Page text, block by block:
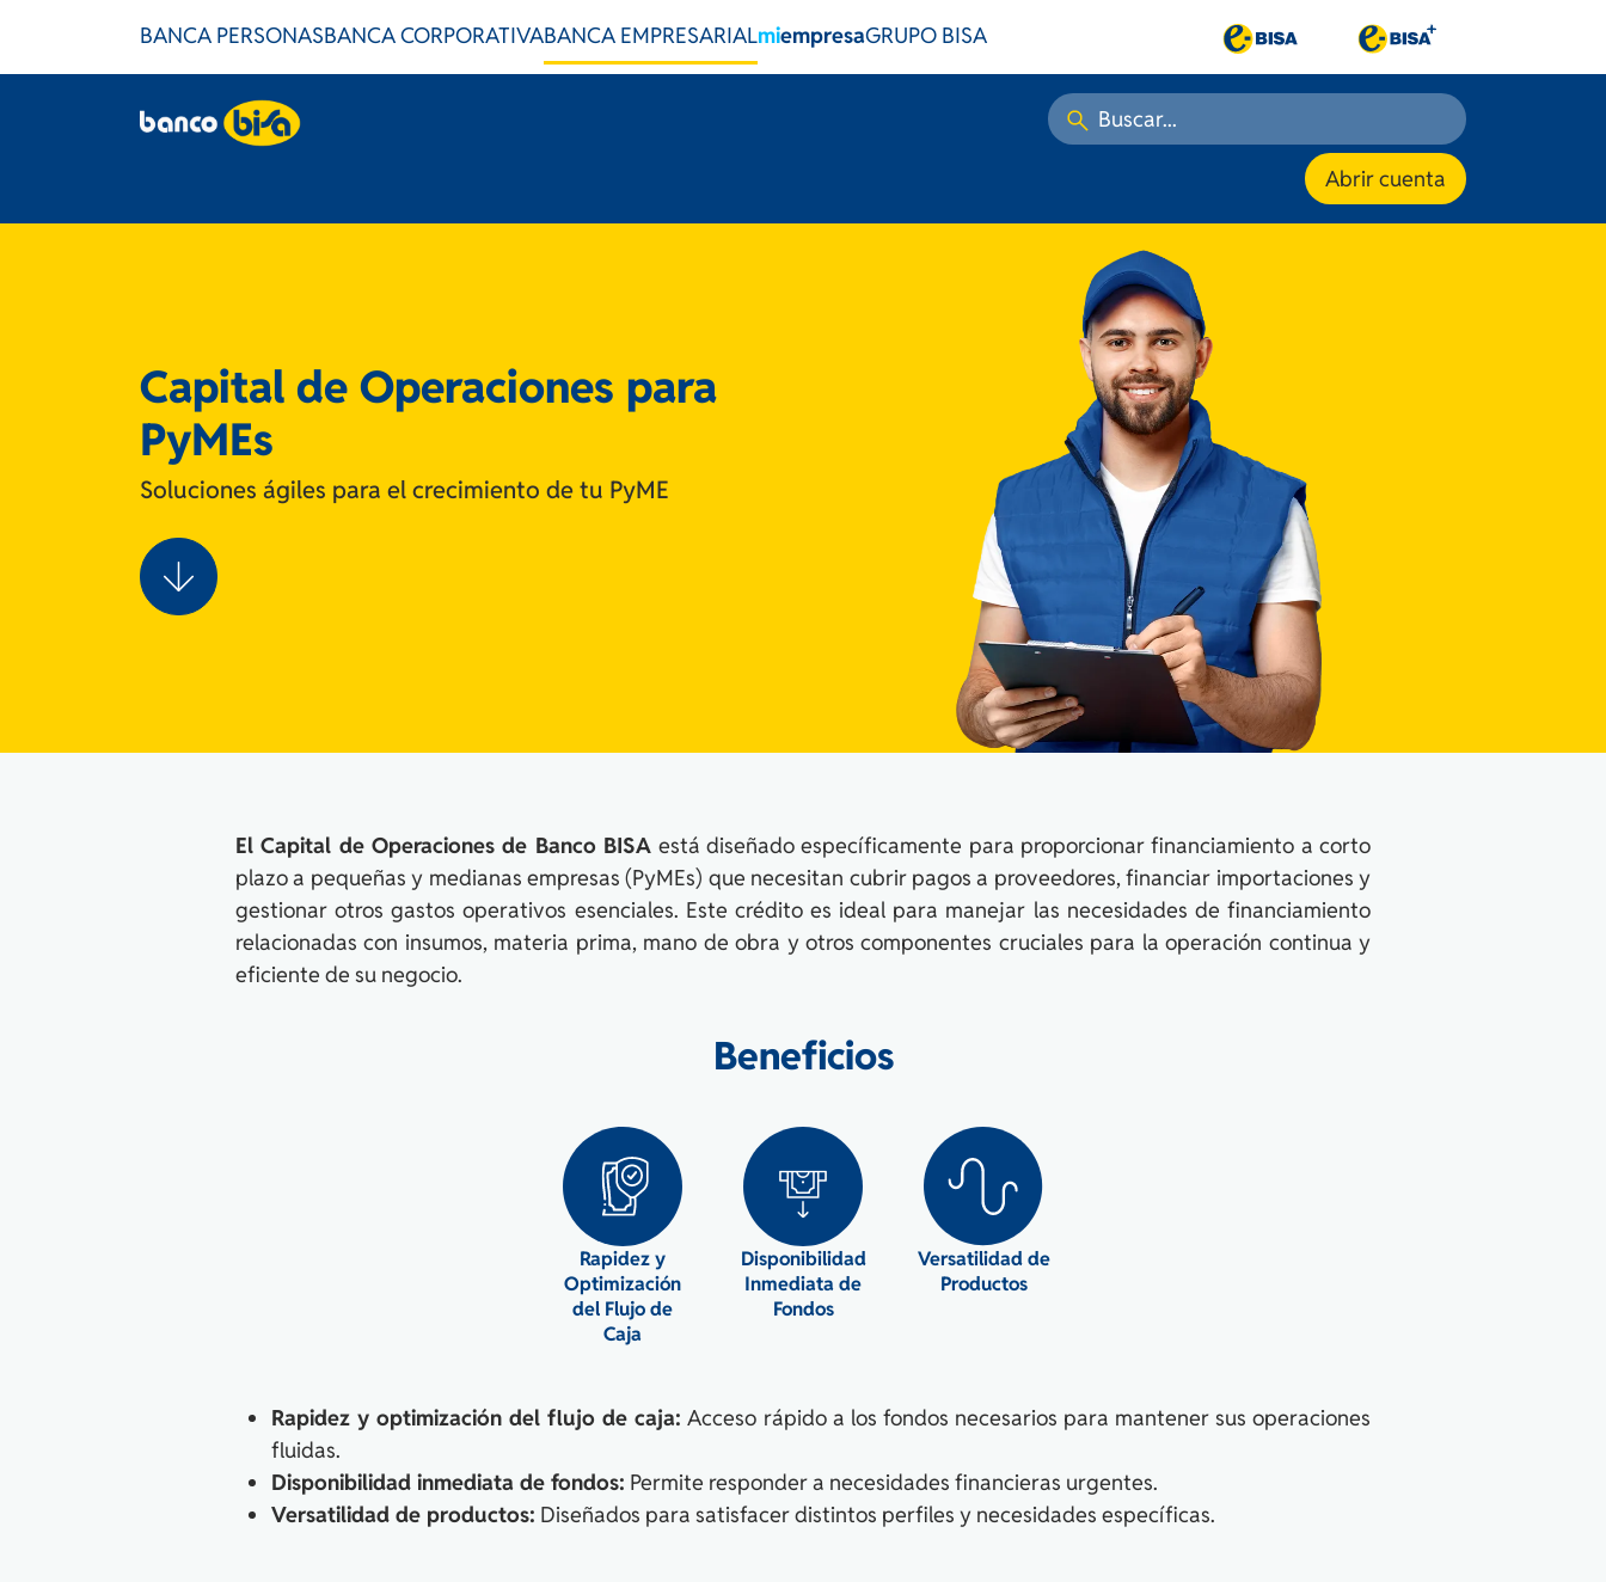
BANCA PERSONASBANCA CORPORATIVABANCA EMPRESARIALmiempresaGRUPO BISA
Abrir cuenta
Capital de Operaciones para
PyMEs
Soluciones ágiles para el crecimiento de tu PyME
El Capital de Operaciones de Banco BISA está diseñado específicamente para proporcionar financiamiento a corto
plazo a pequeñas y medianas empresas (PyMEs) que necesitan cubrir pagos a proveedores, financiar importaciones y
gestionar otros gastos operativos esenciales. Este crédito es ideal para manejar las necesidades de financiamiento
relacionadas con insumos, materia prima, mano de obra y otros componentes cruciales para la operación continua y
eficiente de su negocio.
Beneficios
Rapidez y
Optimización
del Flujo de
Caja
Disponibilidad
Inmediata de
Fondos
Versatilidad de
Productos
Rapidez y optimización del flujo de caja: Acceso rápido a los fondos necesarios para mantener sus operaciones
fluidas.
Disponibilidad inmediata de fondos: Permite responder a necesidades financieras urgentes.
Versatilidad de productos: Diseñados para satisfacer distintos perfiles y necesidades específicas.